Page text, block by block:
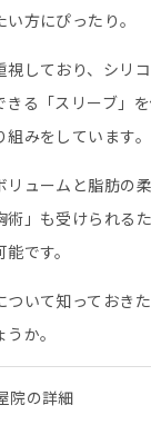
方にぴったり。
しており、シリ
きる「スリーブ」
みをしています。
リュームと脂肪の
術」も受けられる
です。
ついて知っておき
か。
院の詳細